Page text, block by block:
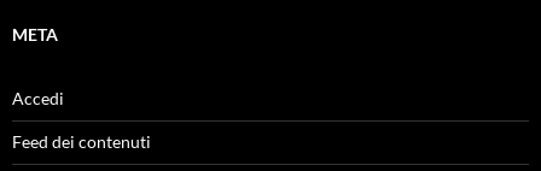
META
Accedi
Feed dei contenuti